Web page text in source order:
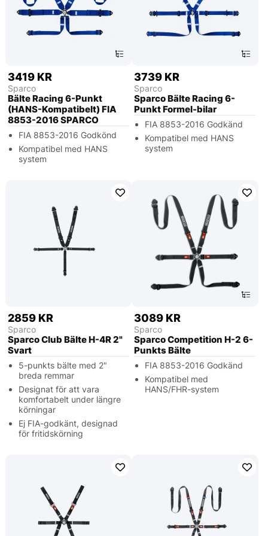
3419 KR
Sparco
Bälte Racing 6-Punkt
(HANS-Kompatibelt) FIA
8853-2016 SPARCO
FIA 8853-2016 Godkönd
Kompatibel med HANS
system
3739 KR
Sparco
Sparco Bälte Racing 6-
Punkt Formel-bilar
FIA 8853-2016 Godkänd
Kompatibel med HANS
system
2859 KR
Sparco
Sparco Club Bälte H-4R 2"
Svart
5-punkts bälte med 2"
breda remmar
Designat för att vara
komfortabelt under längre
körningar
Ej FIA-godkänt, designad
för fritidskörning
3089 KR
Sparco
Sparco Competition H-2 6-
Punkts Bälte
FIA 8853-2016 Godkänd
Kompatibel med
HANS/FHR-system